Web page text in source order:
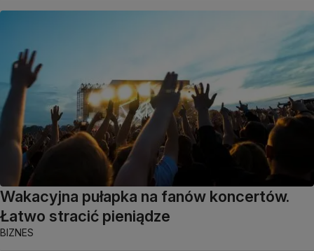
Wakacyjna pułapka na fanów koncertów.
Łatwo stracić pieniądze
BIZNES